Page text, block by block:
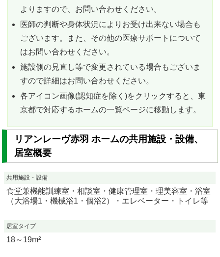
よりますので、お問い合わせください。
医師の判断や身体状況によりお受け出来ない場合も
ございます。また、その他の医療サポートについて
はお問い合わせください。
施設側の見直し等で変更されている場合もございま
すので詳細はお問い合わせください。
各アイコン画像(認知症を除く)をクリックすると、東
京都で対応するホームの一覧ページに移動します。
リアンレーヴ赤羽 ホームの共用施設・設備、
居室概要
共用施設・設備
食堂兼機能訓練室・相談室・健康管理室・理美容室・浴室
（大浴場1・機械浴1・個浴2）・エレベーター・トイレ等
居室タイプ
18～19m²